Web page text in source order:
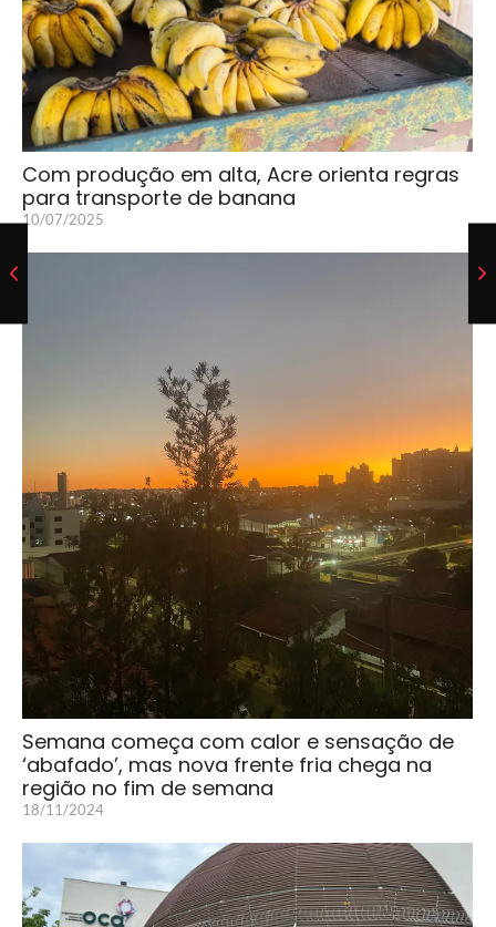
Com produção em alta, Acre orienta regras
para transporte de banana
10/07/2025
Semana começa com calor e sensação de
‘abafado’, mas nova frente fria chega na
região no fim de semana
18/11/2024